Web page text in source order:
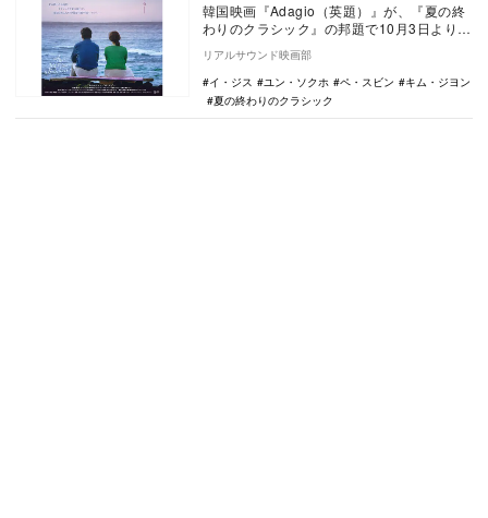
韓国映画『Adagio（英題）』が、『夏の終
わりのクラシック』の邦題で10月3日よりシ
ネ・リーブル池袋ほかにて全国順次公開さ
れる…
リアルサウンド映画部
イ・ジス
ユン・ソクホ ペ・スビン
キム・ジヨン
夏の終わりのクラシック